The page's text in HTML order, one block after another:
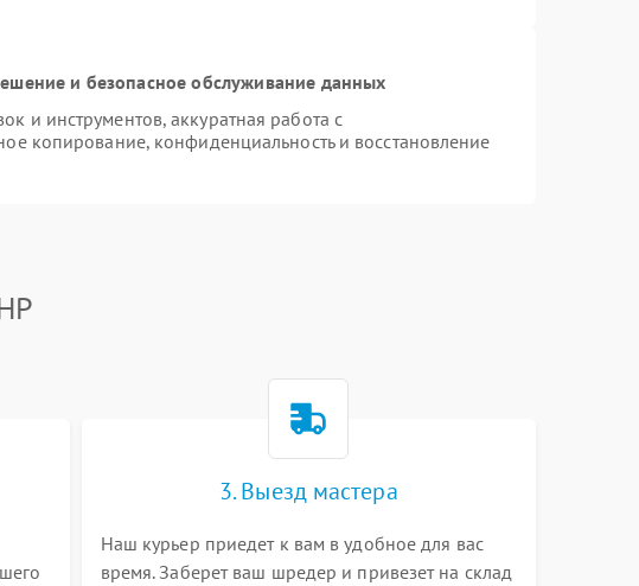
и безопасное обслуживание данных
и инструментов, аккуратная работа с
копирование, конфиденциальность и восстановление
3. Выезд мастера
Наш курьер приедет к вам в удобное для вас
время. Заберет ваш шредер и привезет на склад